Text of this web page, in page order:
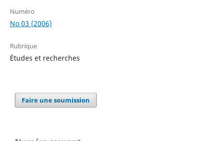
Numéro
No 03 (2006)
Rubrique
Études et recherches
Faire une soumission